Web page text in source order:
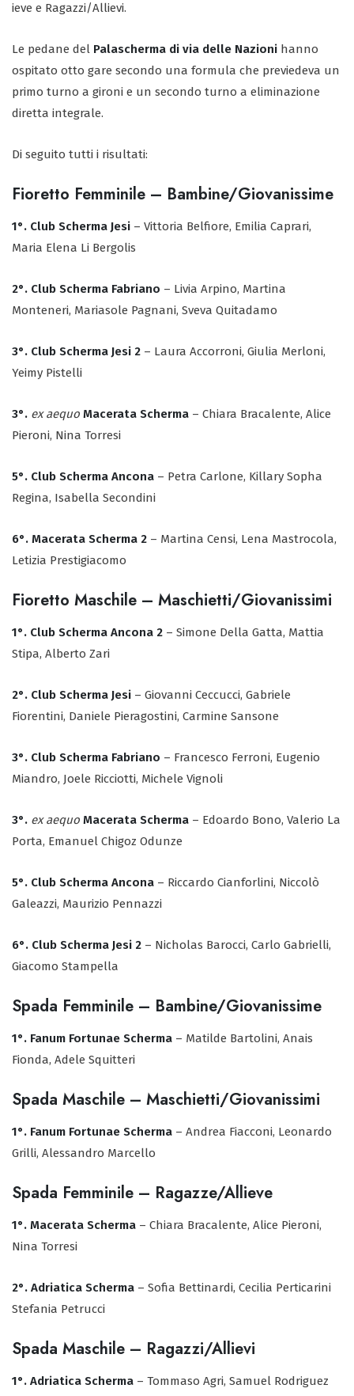
ieve e Ragazzi/Allievi.
Le pedane del Palascherma di via delle Nazioni hanno
ospitato otto gare secondo una formula che previedeva un
primo turno a gironi e un secondo turno a eliminazione
diretta integrale.
Di seguito tutti i risultati:
Fioretto Femminile – Bambine/Giovanissime
1°. Club Scherma Jesi – Vittoria Belfiore, Emilia Caprari,
Maria Elena Li Bergolis
2°. Club Scherma Fabriano – Livia Arpino, Martina
Monteneri, Mariasole Pagnani, Sveva Quitadamo
3°. Club Scherma Jesi 2 – Laura Accorroni, Giulia Merloni,
Yeimy Pistelli
3°. ex aequo Macerata Scherma – Chiara Bracalente, Alice
Pieroni, Nina Torresi
5°. Club Scherma Ancona – Petra Carlone, Killary Sopha
Regina, Isabella Secondini
6°. Macerata Scherma 2 – Martina Censi, Lena Mastrocola,
Letizia Prestigiacomo
Fioretto Maschile – Maschietti/Giovanissimi
1°. Club Scherma Ancona 2 – Simone Della Gatta, Mattia
Stipa, Alberto Zari
2°. Club Scherma Jesi – Giovanni Ceccucci, Gabriele
Fiorentini, Daniele Pieragostini, Carmine Sansone
3°. Club Scherma Fabriano – Francesco Ferroni, Eugenio
Miandro, Joele Ricciotti, Michele Vignoli
3°. ex aequo Macerata Scherma – Edoardo Bono, Valerio La
Porta, Emanuel Chigoz Odunze
5°. Club Scherma Ancona – Riccardo Cianforlini, Niccolò
Galeazzi, Maurizio Pennazzi
6°. Club Scherma Jesi 2 – Nicholas Barocci, Carlo Gabrielli,
Giacomo Stampella
Spada Femminile – Bambine/Giovanissime
1°. Fanum Fortunae Scherma – Matilde Bartolini, Anais
Fionda, Adele Squitteri
Spada Maschile – Maschietti/Giovanissimi
1°. Fanum Fortunae Scherma – Andrea Fiacconi, Leonardo
Grilli, Alessandro Marcello
Spada Femminile – Ragazze/Allieve
1°. Macerata Scherma – Chiara Bracalente, Alice Pieroni,
Nina Torresi
2°. Adriatica Scherma – Sofia Bettinardi, Cecilia Perticarini
Stefania Petrucci
Spada Maschile – Ragazzi/Allievi
1°. Adriatica Scherma – Tommaso Agri, Samuel Rodriguez